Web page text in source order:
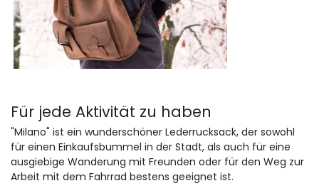
Für jede Aktivität zu haben
"Milano" ist ein wunderschöner Lederrucksack, der sowohl
für einen Einkaufsbummel in der Stadt, als auch für eine
ausgiebige Wanderung mit Freunden oder für den Weg zur
Arbeit mit dem Fahrrad bestens geeignet ist.